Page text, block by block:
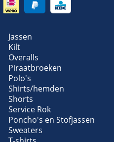
Jassen
Kilt
Overalls
Piraatbroeken
Polo's
Shirts/hemden
Shorts
Service Rok
Poncho's en Stofjassen
Sweaters